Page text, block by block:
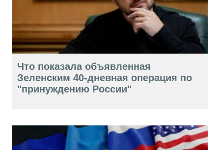
Что показала объявленная
Зеленским 40-дневная операция по
"принуждению России"